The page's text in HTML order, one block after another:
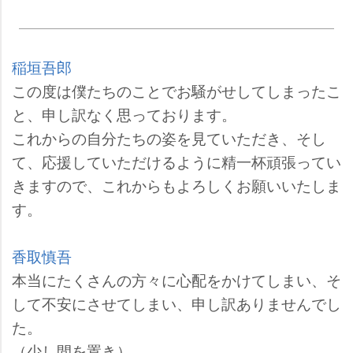
稲垣吾郎
この度は僕たちのことでお騒がせしてしまったこ
と、申し訳なく思っております。
これからの自分たちの姿を見ていただき、そし
て、応援していただけるように精一杯頑張ってい
きますので、これからもよろしくお願いいたしま
す。
香取慎吾
本当にたくさんの方々に心配をかけてしまい、そ
して不安にさせてしまい、申し訳ありませんでし
た。